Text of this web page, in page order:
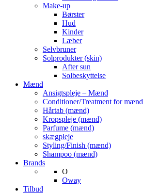
Make-up
Børster
Hud
Kinder
Læber
Selvbruner
Solprodukter (skin)
After sun
Solbeskyttelse
Mænd
Ansigtspleje – Mænd
Conditioner/Treatment for mænd
Hårtab (mænd)
Kropspleje (mænd)
Parfume (mænd)
skægpleje
Styling/Finish (mænd)
Shampoo (mænd)
Brands
O
Oway
Tilbud